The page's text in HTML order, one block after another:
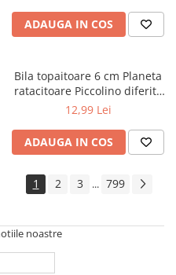
ADAUGA IN COS
Bila topaitoare 6 cm Planeta
ratacitoare Piccolino diferite
modele
12,99 Lei
ADAUGA IN COS
1 2 3 ... 799
noastre